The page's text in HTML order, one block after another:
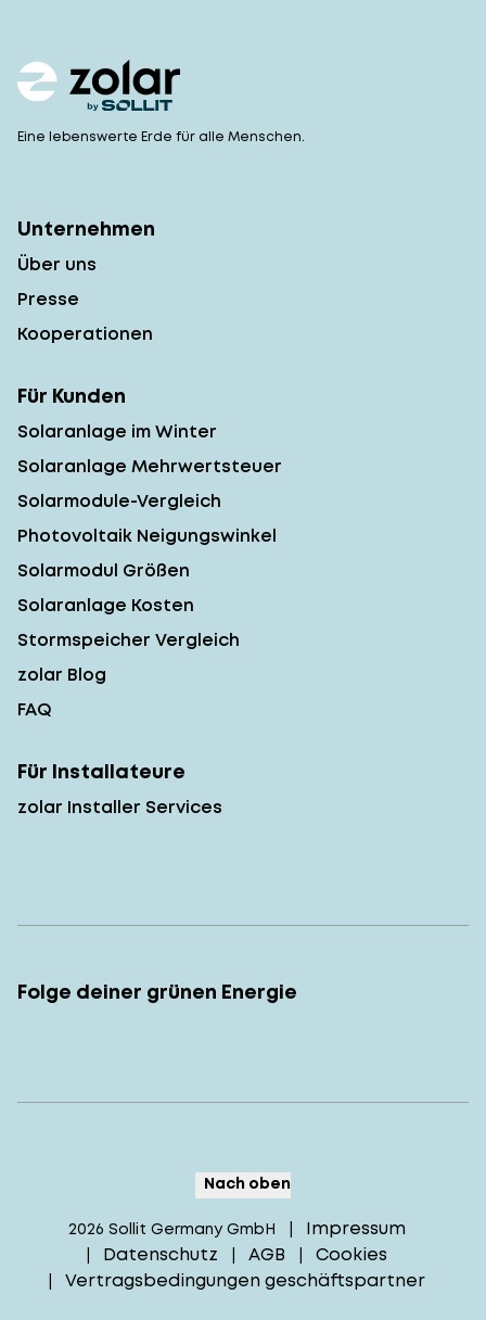
Eine lebenswerte Erde für alle Menschen.
Unternehmen
Über uns
Presse
Kooperationen
Für Kunden
Solaranlage im Winter
Solaranlage Mehrwertsteuer
Solarmodule-Vergleich
Photovoltaik Neigungswinkel
Solarmodul Größen
Solaranlage Kosten
Stormspeicher Vergleich
zolar Blog
FAQ
Für Installateure
zolar Installer Services
Folge deiner grünen Energie
Nach oben
2026 Sollit Germany GmbH | Impressum
| Datenschutz | AGB | Cookies
| Vertragsbedingungen geschäftspartner